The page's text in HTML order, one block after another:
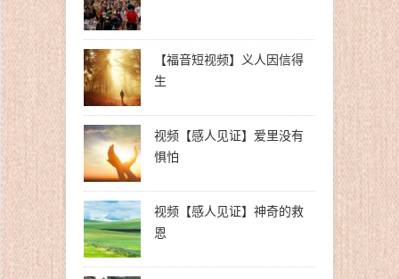
【福音短视频】义人因信得
生
视频【感人见证】爱里没有
惧怕
视频【感人见证】神奇的救
恩